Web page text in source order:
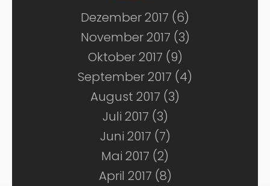
Dezember 2017 (6)
November 2017 (3)
Oktober 2017 (9)
September 2017 (4)
August 2017 (3)
Juli 2017 (3)
Juni 2017 (7)
Mai 2017 (2)
April 2017 (8)